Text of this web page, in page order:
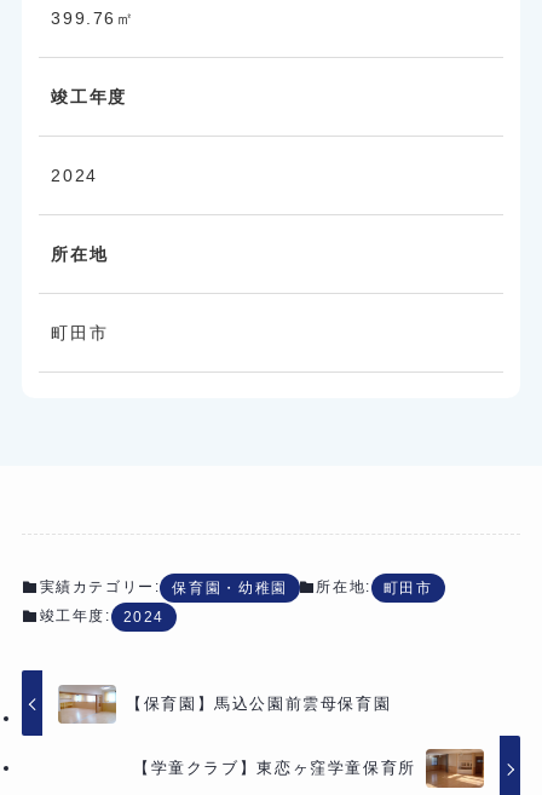
399.76㎡
竣工年度
2024
所在地
町田市
実績カテゴリー: 保育園・幼稚園 所在地:
町田市
竣工年度:
2024
【保育園】馬込公園前雲母保育園
【学童クラブ】東恋ヶ窪学童保育所